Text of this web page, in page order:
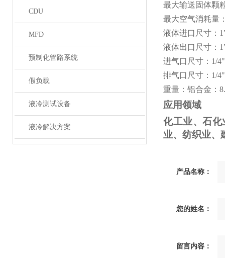
CDU
MFD
预制化管路系统
假负载
液冷测试设备
液冷解决方案
最大输送固体颗
最大空气消耗量
液体进口尺寸：
液体出口尺寸：
进气口尺寸： 1/4"
排气口尺寸： 1/4"
重量：铝合金：
应用领域
化工业、石
业、纺织业、
产品名称：
您的姓名：
留言内容：